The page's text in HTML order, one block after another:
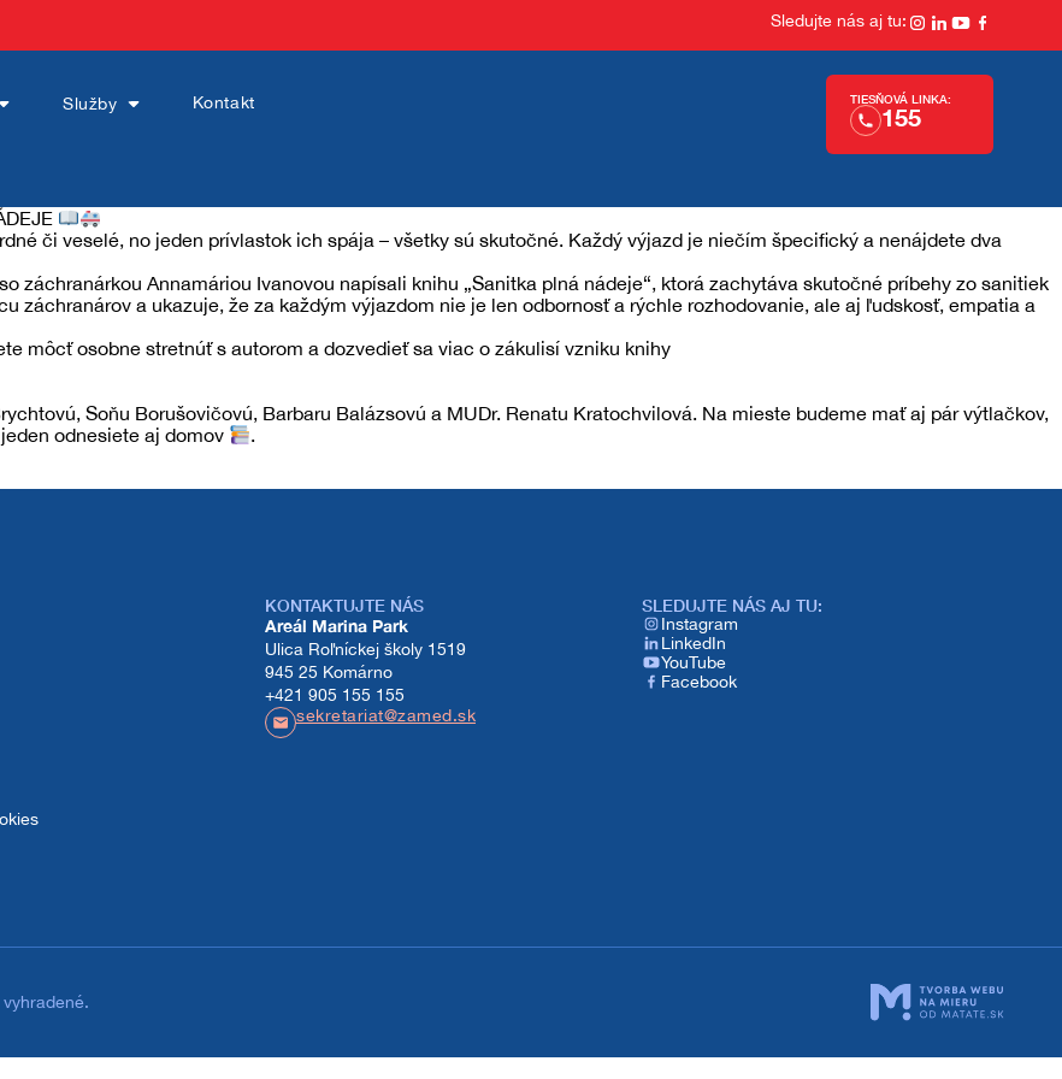
Sledujte nás aj tu:
Služby Kontakt
ZaMED – AMOS
TIESŇOVÁ LINKA:
155
či veselé, no jeden prívlastok ich spája – všetky sú skutočné. Každý výjazd je niečím špecifický a nenájdete dva
záchranárkou Annamáriou Ivanovou napísali knihu „Sanitka plná nádeje“, ktorá zachytáva skutočné príbehy zo sanitiek
záchranárov a ukazuje, že za každým výjazdom nie je len odbornosť a rýchle rozhodovanie, ale aj ľudskosť, empatia a
môcť osobne stretnúť s autorom a dozvedieť sa viac o zákulisí vzniku knihy
Soňu Borušovičovú, Barbaru Balázsovú a MUDr. Renatu Kratochvilová. Na mieste budeme mať aj pár výtlačkov,
odnesiete aj domov
.
KONTAKTUJTE NÁS
Areál Marina Park
Ulica Roľníckej školy 1519
945 25 Komárno
+421 905 155 155
sekretariat@zamed.sk
SLEDUJTE NÁS AJ TU:​
Instagram
LinkedIn
YouTube
Facebook